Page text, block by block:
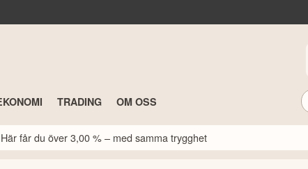
TRADING OM OSS
får du över 3,00 % – med samma trygghet